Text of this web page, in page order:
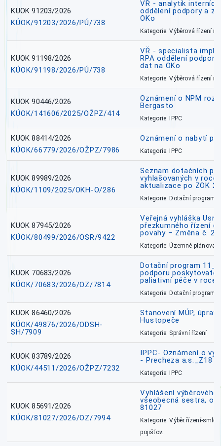
KUOK 91203/2026
KÚOK/91203/2026/PÚ/738
VŘ - analytik
oddělení podpory a
OKo
Kategorie: Výběrová řízení
KUOK 91198/2026
KÚOK/91198/2026/PÚ/738
VŘ - specialista
RPA oddělení
dat na OKo
Kategorie: Výběrová řízení
KUOK 90446/2026
KÚOK/141606/2025/OŽPZ/414
Oznámení o NPM
Bergasto
Kategorie: IPPC
KUOK 88414/2026
KÚOK/66779/2026/OŽPZ/7986
Oznámení o nabytí
Kategorie: IPPC
KUOK 89989/2026
KÚOK/1109/2025/OKH-O/286
Seznam dotačních
vyhlašovaných v roce
aktualizace po ZOK
Kategorie: Dotační
KUOK 87945/2026
KÚOK/80499/2026/OSR/9422
Veřejná vyhláška
přezkumného řízení
povahy – Změna č. 2
Kategorie: Územně
KUOK 70683/2026
KÚOK/70683/2026/OZ/7814
Dotační program
podporu
paliativní péče v roce
Kategorie: Dotační
KUOK 86460/2026
KÚOK/49876/2026/ODSH-
SH/7909
Stanovení MÚP,
Hustopeče
Kategorie: Správní řízení
KUOK 83789/2026
KÚOK/44511/2026/OŽPZ/7232
IPPC- Oznámení o
- Precheza a.s._Z18
Kategorie: IPPC
KUOK 85691/2026
KÚOK/81027/2026/OZ/7994
Vyhlášení
všeobecná sestra,
81027
Kategorie: Výběr.řízení-
pojišťov.